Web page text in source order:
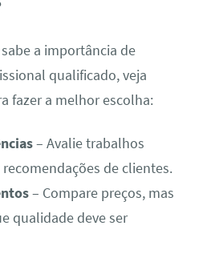
a importância de
qualificado, veja
fazer a melhor escolha:
– Avalie trabalhos
de clientes.
– Compare preços, mas
qualidade deve ser